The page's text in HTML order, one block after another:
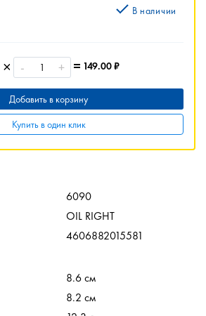
В наличии
- + 149.00₽
Добавить в корзину
Купить в один клик
6090
OIL RIGHT
4606882015581
8.6 см
8.2 см